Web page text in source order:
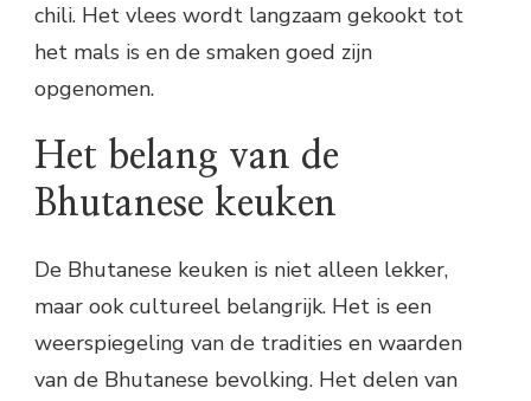
chili. Het vlees wordt langzaam gekookt tot
het mals is en de smaken goed zijn
opgenomen.
Het belang van de
Bhutanese keuken
De Bhutanese keuken is niet alleen lekker,
maar ook cultureel belangrijk. Het is een
weerspiegeling van de tradities en waarden
van de Bhutanese bevolking. Het delen van